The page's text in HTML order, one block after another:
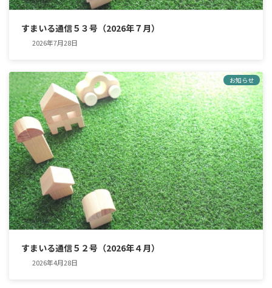
すまいる通信５３号（2026年７月）
2026年7月28日
お知らせ
すまいる通信５２号（2026年４月）
2026年4月28日